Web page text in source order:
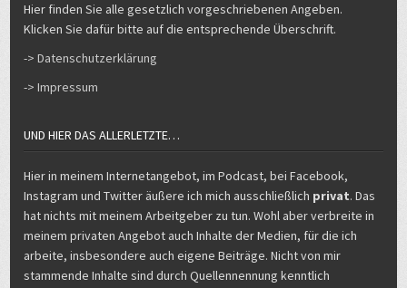
Hier finden Sie alle gesetzlich vorgeschriebenen Angeben.
Klicken Sie dafür bitte auf die entsprechende Überschrift.
-> Datenschutzerklärung
-> Impressum
UND HIER DAS ALLERLETZTE…
Hier in meinem Internetangebot, im Podcast, bei Facebook,
Instagram und Twitter äußere ich mich ausschließlich privat. Das
hat nichts mit meinem Arbeitgeber zu tun. Wohl aber verbreite in
meinem privaten Angebot auch Inhalte der Medien, für die ich
arbeite, insbesondere auch eigene Beiträge. Nicht von mir
stammende Inhalte sind durch Quellennennung kenntlich